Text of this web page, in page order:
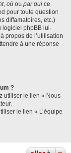
, où ou par qui ce
pour toute question
diffamatoires, etc.)
logiciel phpBB lui-
propos de l’utilisation
à une réponse
?
utiliser le lien « Nous
le lien « L’équipe